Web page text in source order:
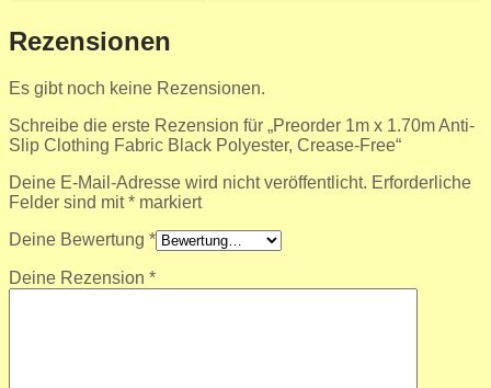
Rezensionen
Es gibt noch keine Rezensionen.
Schreibe die erste Rezension für „Preorder 1m x 1.70m Anti-
Slip Clothing Fabric Black Polyester, Crease-Free“
Deine E-Mail-Adresse wird nicht veröffentlicht. Erforderliche
Felder sind mit* markiert
Deine Bewertung *
Deine Rezension *